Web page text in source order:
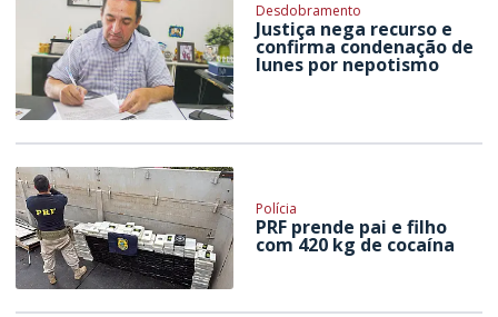
Desdobramento
Justiça nega recurso e
confirma condenação de
Iunes por nepotismo
Polícia
PRF prende pai e filho
com 420 kg de cocaína